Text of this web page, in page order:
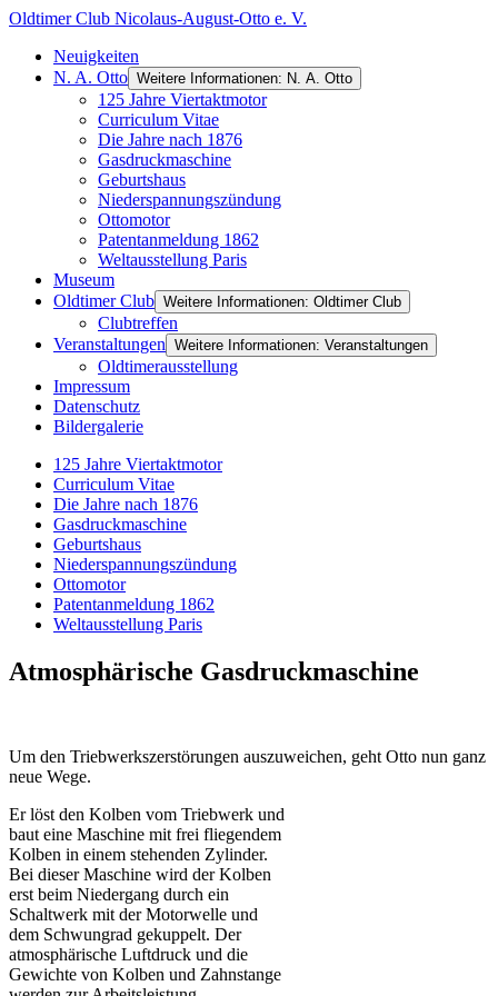
Oldtimer Club Nicolaus-August-Otto e. V.
Neuigkeiten
N. A. Otto Weitere Informationen: N. A. Otto
125 Jahre Viertaktmotor
Curriculum Vitae
Die Jahre nach 1876
Gasdruckmaschine
Geburtshaus
Niederspannungszündung
Ottomotor
Patentanmeldung 1862
Weltausstellung Paris
Museum
Oldtimer Club Weitere Informationen: Oldtimer Club
Clubtreffen
Veranstaltungen Weitere Informationen: Veranstaltungen
Oldtimerausstellung
Impressum
Datenschutz
Bildergalerie
125 Jahre Viertaktmotor
Curriculum Vitae
Die Jahre nach 1876
Gasdruckmaschine
Geburtshaus
Niederspannungszündung
Ottomotor
Patentanmeldung 1862
Weltausstellung Paris
Atmosphärische Gasdruckmaschine
Um den Triebwerkszerstörungen auszuweichen, geht Otto nun ganz
neue Wege.
Er löst den Kolben vom Triebwerk und
baut eine Maschine mit frei fliegendem
Kolben in einem stehenden Zylinder.
Bei dieser Maschine wird der Kolben
erst beim Niedergang durch ein
Schaltwerk mit der Motorwelle und
dem Schwungrad gekuppelt. Der
atmosphärische Luftdruck und die
Gewichte von Kolben und Zahnstange